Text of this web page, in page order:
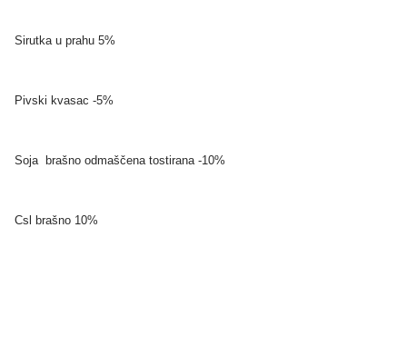
Sirutka u prahu 5%
Pivski kvasac -5%
Soja brašno odmaščena tostirana -10%
Csl brašno 10%